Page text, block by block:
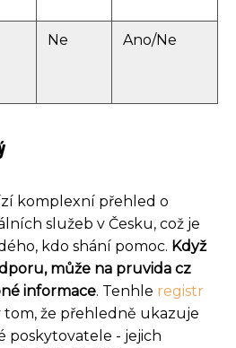
Ne Ano/Ne
komplexní přehled o
služeb v Česku, což je
kdo shání pomoc. Když
může na pruvida cz
informace. Tenhle registr
tom, že přehledně ukazuje
poskytovatele - jejich